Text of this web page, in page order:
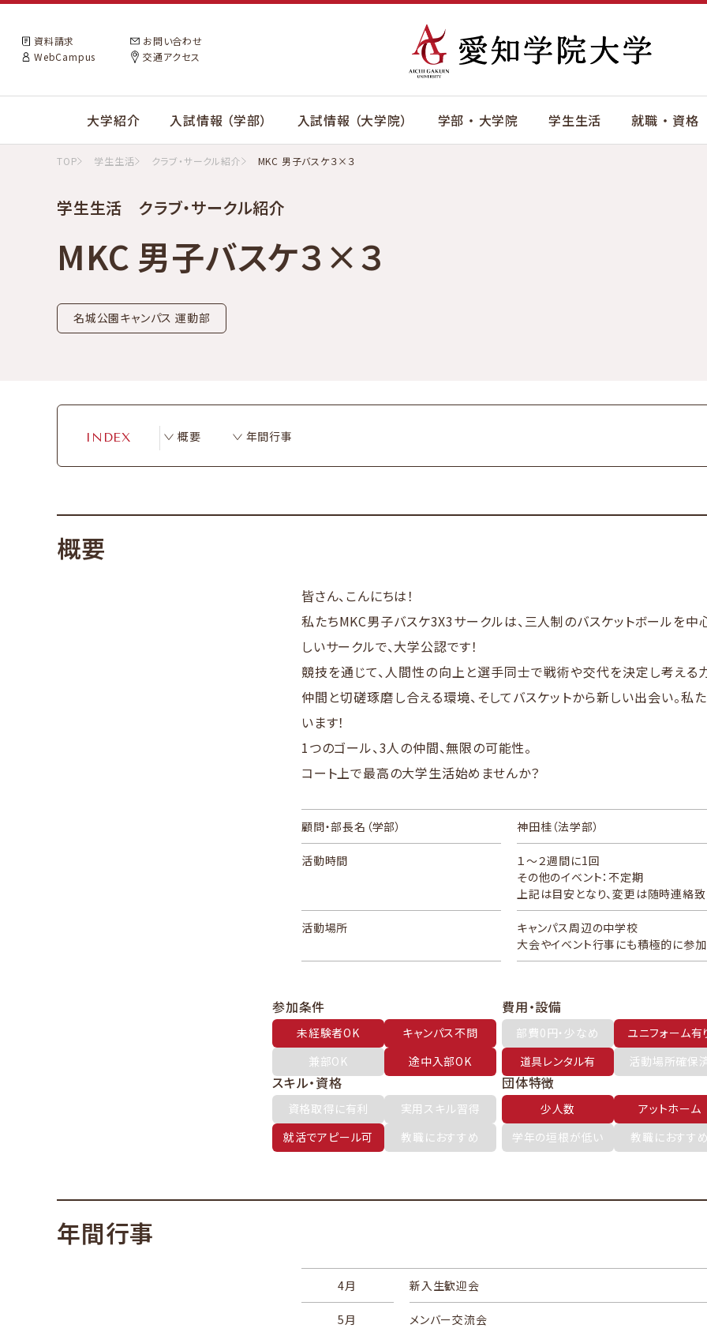
資料請求
お問い合わせ
WebCampus
交通アクセス
大学紹介 入試情報 （学部） 入試情報 （大学院） 学部 ・ 大学院 学生生活 就職 ・ 資格
学生生活 クラブ・サークル紹介
MKC 男子バスケ３×３
名城公園キャンパス 運動部
INDEX 概要 年間行事
概要
皆さん、こんにちは！
私たちMKC男子バスケ3X3サークルは、三人制のバスケットボールを
しいサークルで、大学公認です！
競技を通じて、人間性の向上と選手同士で戦術や交代を決定し考える
仲間と切磋琢磨し合える環境、そしてバスケットから新しい出会い。私
います！
1つのゴール、3人の仲間、無限の可能性。
コート上で最高の大学生活始めませんか？
顧問・部長名 （学部） 神田桂（法学部）
活動時間
１～２週間に1回
その他のイベント：不定期
上記は目安となり、変更は随時連絡致
活動場所
キャンパス周辺の中学校
大会やイベント行事にも積極的に参加
参加条件
未経験者OK
キャンパス不問
兼部OK
途中入部OK
費用・設備
部費0円・少なめ
ユニフォーム有
道具レンタル有
活動場所確保
スキル・資格
資格取得に有利
実用スキル習得
就活でアピール可
教職におすすめ
団体特徴
少人数
アットホーム
学年の垣根が低い
教職におすす
年間行事
4月 新入生歓迎会
5月 メンバー交流会
TOP 学生生活 クラブ・サークル紹介 MKC 男子バスケ３×３